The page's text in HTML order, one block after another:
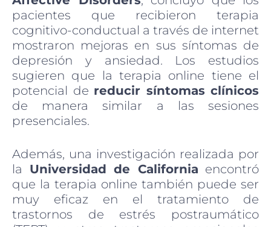
pacientes que recibieron terapia
cognitivo-conductual a través de internet
mostraron mejoras en sus síntomas de
depresión y ansiedad. Los estudios
sugieren que la terapia online tiene el
potencial de reducir síntomas clínicos
de manera similar a las sesiones
presenciales.
Además, una investigación realizada por
la Universidad de California encontró
que la terapia online también puede ser
muy eficaz en el tratamiento de
trastornos de estrés postraumático